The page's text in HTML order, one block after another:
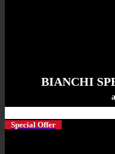
BIANCHI
Special Offer